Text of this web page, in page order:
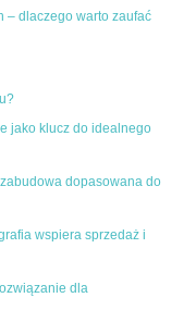
– dlaczego warto zaufać
jako klucz do idealnego
dopasowana do
wspiera sprzedaż i
dla